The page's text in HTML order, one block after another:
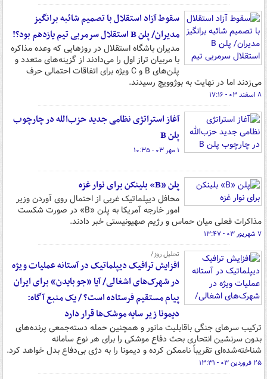
سقوط آزاد استقلال با تصمیم شائبه برانگیز
مدیران/ پلن B استقلال سرمربی تیم یازدهم بود؟!
مدیران باشگاه استقلال در روزهایی که وعده مذاکره
با مربیان تراز اول را می‌دادند از گزینه‌های متعدد و
پلن‌های B و C ویژه برای اتفاقات احتمالی حرف
می‌زدند اما در نهایت به بوژوویچ رسیدند.
۸ اسفند ۰۳ - ۱۷:۱۶
آغاز استراتژی نظامی جدید حزب‌الله در چارچوب
پلن B
۱ مهر ۰۳ - ۱۰:۳۵
پلن «B» بلینکن برای نوار غزه
محافل دیپلماتیک غربی از احتمال روی آوردن وزیر
امور خارجه آمریکا به پلن «B» در صورت شکست
مذاکرات فعلی میان حماس و رژیم صهیونیستی خبر دادند.
۷ شهریور ۰۳ - ۱۳:۴۷
تحلیل روز/
افزایش ترافیک دیپلماتیک در آستانه عملیات ویژه
در شهرک‌های اشغالی/ آیا «جو بایدن» برای ایران
پیام مستقیم فرستاده است؟ / یک منبع آگاه:
دیمونا زیر سایه موشک‌ها قرار دارد
ترکیب سرهای جنگی باقابلیت مانور و همچنین حمله دسته‌جمعی پرنده‌های
بدون سرنشین انتحاری بحث دفاع موشکی را برای هر نوع سامانه
شناخته‌شده‌ای تقریباً ناممکن کرده و دیمونا را به دژی بی‌دفاع بدل خواهد کرد.
۲۵ فروردین ۰۳ - ۱۳:۳۱